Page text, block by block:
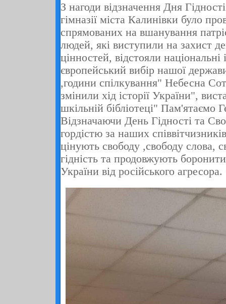
З нагоди відзначення Дня
гімназії міста Калинівки було
спрямованих на вшанування
людей, які виступили на захист
цінностей, відстояли національні
європейський вибір нашої
,години спілкування" Небесна
змінили хід історії України",
шкільній бібліотеці" Пам'ятаємо
Відзначаючи День Гідності та
гордістю за наших
цінують свободу ,свободу слова,
гідність та продовжують
України від російського